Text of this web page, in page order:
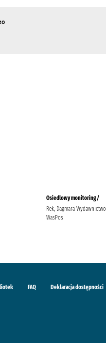
Osiedlowy monitoring /
Rek, Dagmara Wydawnictwo
WasPos
FAQ Deklaracja dostępności